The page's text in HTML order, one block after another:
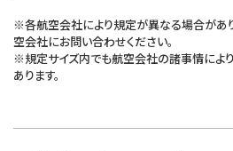
※各航空会社により規定が異なる場合があ
空会社にお問い合わせください。
※規定サイズ内でも航空会社の諸事情によ
あります。